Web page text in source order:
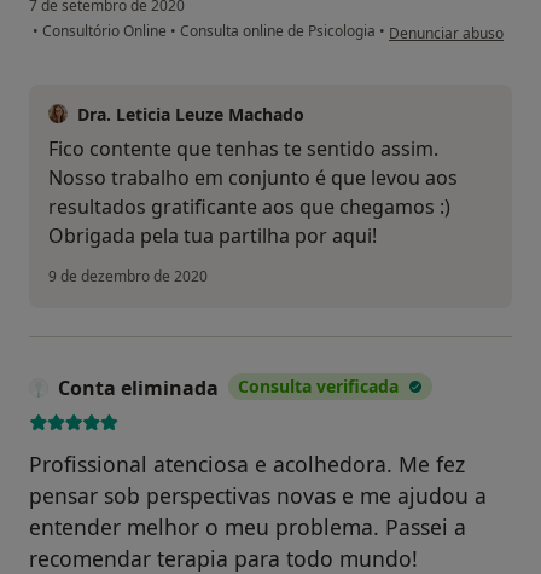
7 de setembro de 2020
• Consultório Online • Consulta online de Psicologia • na opinião do
Denunciar abuso
Dra. Leticia Leuze Machado
Fico contente que tenhas te sentido assim.
Nosso trabalho em conjunto é que levou aos
resultados gratificante aos que chegamos :)
Obrigada pela tua partilha por aqui!
9 de dezembro de 2020
Conta eliminada Consulta verificada
Profissional atenciosa e acolhedora. Me fez
pensar sob perspectivas novas e me ajudou a
entender melhor o meu problema. Passei a
recomendar terapia para todo mundo!